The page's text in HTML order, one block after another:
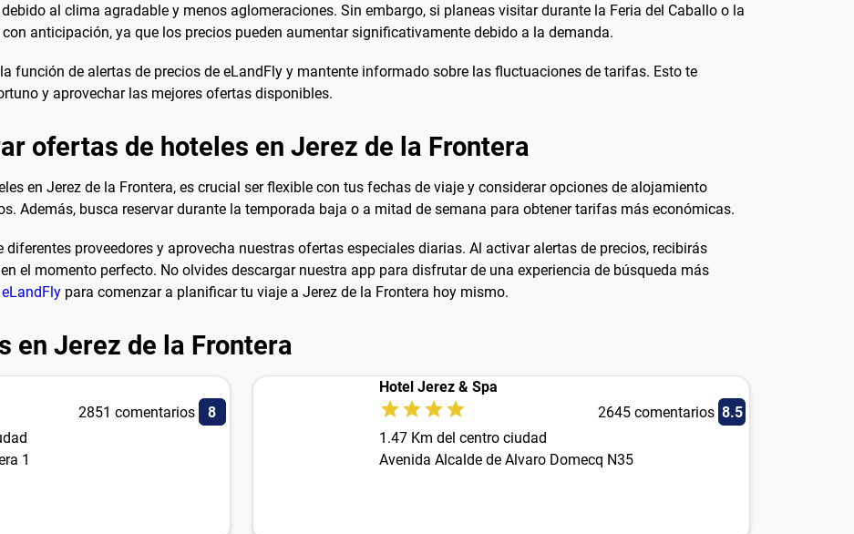
al clima agradable y menos aglomeraciones. Sin embargo, si planeas visitar durante la Feria del Caballo o la
anticipación, ya que los precios pueden aumentar significativamente debido a la demanda.
función de alertas de precios de eLandFly y mantente informado sobre las fluctuaciones de tarifas. Esto te
y aprovechar las mejores ofertas disponibles.
ofertas de hoteles en Jerez de la Frontera
en Jerez de la Frontera, es crucial ser flexible con tus fechas de viaje y considerar opciones de alojamiento
Además, busca reservar durante la temporada baja o a mitad de semana para obtener tarifas más económicas.
proveedores y aprovecha nuestras ofertas especiales diarias. Al activar alertas de precios, recibirás
el momento perfecto. No olvides descargar nuestra app para disfrutar de una experiencia de búsqueda más
eLandFly para comenzar a planificar tu viaje a Jerez de la Frontera hoy mismo.
en Jerez de la Frontera
2851 comentarios
8
1
Hotel Jerez & Spa
2645 comentarios 8.5
1.47 Km del centro ciudad
Avenida Alcalde de Alvaro Domecq N35